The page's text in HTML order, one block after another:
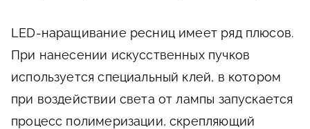
LED-наращивание ресниц имеет ряд плюсов.
При нанесении искусственных пучков
используется специальный клей, в котором
при воздействии света от лампы запускается
процесс полимеризации, скрепляющий